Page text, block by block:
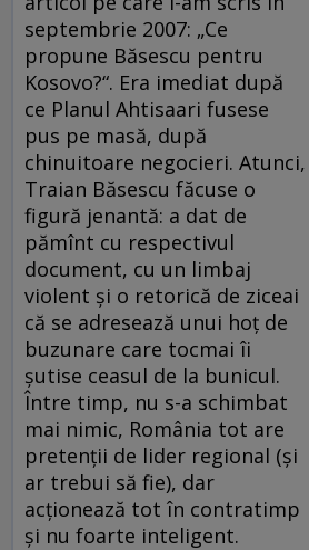
septembrie 2007: „Ce
propune Băsescu pentru
Kosovo?“. Era imediat după
ce Planul Ahtisaari fusese
pus pe masă, după
chinuitoare negocieri. Atunci,
Traian Băsescu făcuse o
figură jenantă: a dat de
pămînt cu respectivul
document, cu un limbaj
violent şi o retorică de ziceai
că se adresează unui hoţ de
buzunare care tocmai îi
şutise ceasul de la bunicul.
Între timp, nu s-a schimbat
mai nimic, România tot are
pretenţii de lider regional (şi
ar trebui să fie), dar
acţionează tot în contratimp
şi nu foarte inteligent.